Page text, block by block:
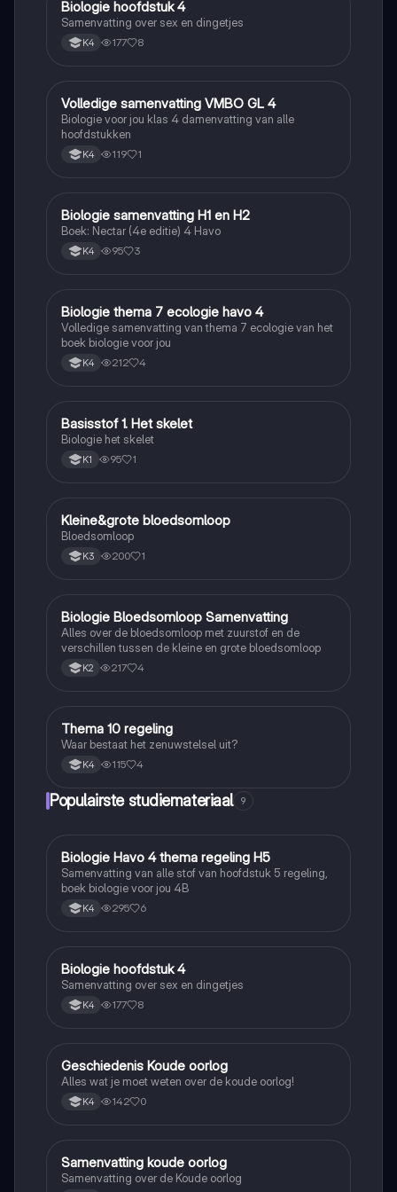
Biologie
Biologie hoofdstuk 4
Samenvatting over sex en dingetjes
K4 177 8
Biologie
Volledige samenvatting VMBO GL 4
Biologie voor jou klas 4 damenvatting van alle
hoofdstukken
K4 119 1
Biologie
Biologie samenvatting H1 en H2
Boek: Nectar (4e editie) 4 Havo
K4 95 3
Biologie
Biologie thema 7 ecologie havo 4
Volledige samenvatting van thema 7 ecologie van het
boek biologie voor jou
K4 212 4
Biologie
Basisstof 1. Het skelet
Biologie het skelet
K1 95 1
Biologie
Kleine&grote bloedsomloop
Bloedsomloop
K3 200 1
Biologie
Biologie Bloedsomloop Samenvatting
Alles over de bloedsomloop met zuurstof en de
verschillen tussen de kleine en grote bloedsomloop
K2 217 4
Biologie
Thema 10 regeling
Waar bestaat het zenuwstelsel uit?
K4 115 4
Populairste studiemateriaal 9
Biologie
Biologie Havo 4 thema regeling H5
Samenvatting van alle stof van hoofdstuk 5 regeling,
boek biologie voor jou 4B
K4 295 6
Biologie
Biologie hoofdstuk 4
Samenvatting over sex en dingetjes
K4 177 8
Geschiedenis
Geschiedenis Koude oorlog
Alles wat je moet weten over de koude oorlog!
K4 142 0
Geschiedenis
Samenvatting koude oorlog
Samenvatting over de Koude oorlog